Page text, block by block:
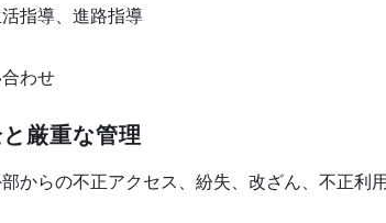
指導、進路指導
わせ
厳重な管理
からの不正アクセス、紛失、改ざん、不正